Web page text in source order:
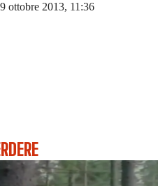
ottobre 2013, 11:36